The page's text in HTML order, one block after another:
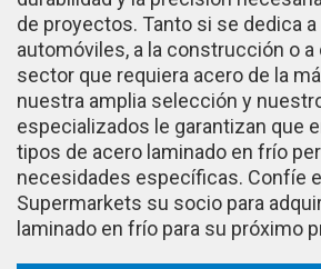
de proyectos. Tanto si se dedica
automóviles, a la construcción o
sector que requiera acero de la
nuestra amplia selección y
especializados le garantizan que
tipos de acero laminado en frío
necesidades específicas. Confíe
Supermarkets su socio para
laminado en frío para su próximo